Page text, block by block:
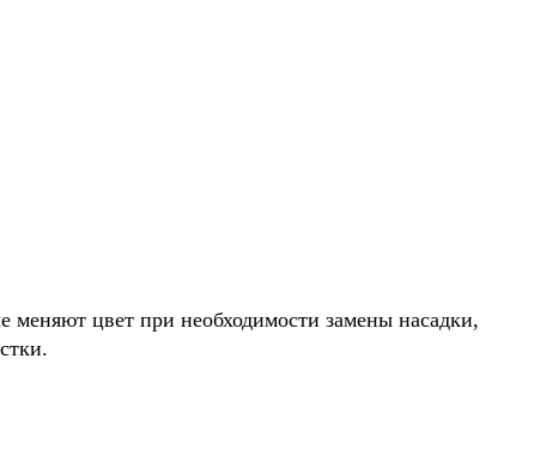
цвет при необходимости замены насадки,